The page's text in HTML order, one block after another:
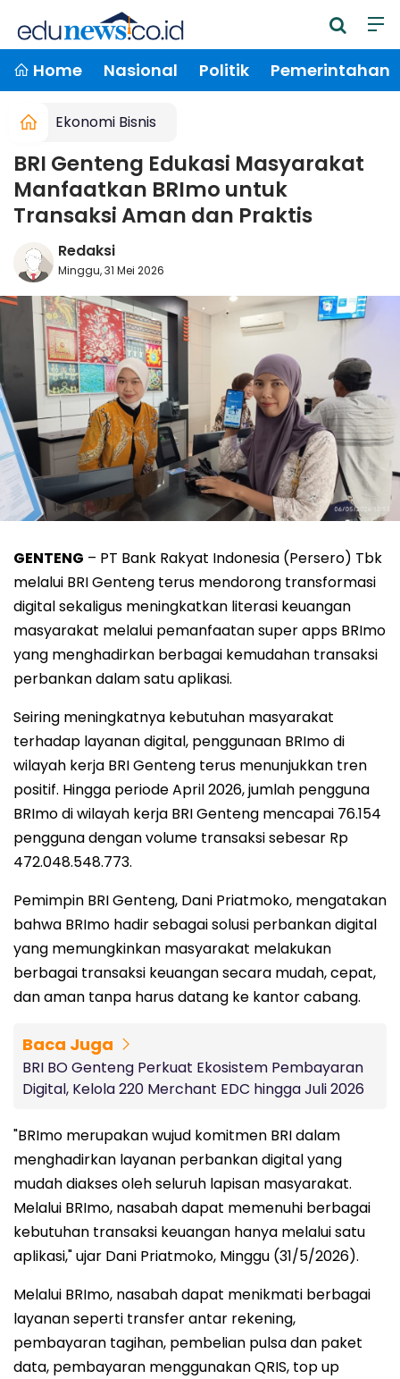
Home Nasional Politik Pemerintahan
Ekonomi Bisnis
BRI Genteng Edukasi Masyarakat
Manfaatkan BRImo untuk
Transaksi Aman dan Praktis
Redaksi
Minggu, 31 Mei 2026
GENTENG – PT Bank Rakyat Indonesia (Persero) Tbk
melalui BRI Genteng terus mendorong transformasi
digital sekaligus meningkatkan literasi keuangan
masyarakat melalui pemanfaatan super apps BRImo
yang menghadirkan berbagai kemudahan transaksi
perbankan dalam satu aplikasi.
Seiring meningkatnya kebutuhan masyarakat
terhadap layanan digital, penggunaan BRImo di
wilayah kerja BRI Genteng terus menunjukkan tren
positif. Hingga periode April 2026, jumlah pengguna
BRImo di wilayah kerja BRI Genteng mencapai 76.154
pengguna dengan volume transaksi sebesar Rp
472.048.548.773.
Pemimpin BRI Genteng, Dani Priatmoko, mengatakan
bahwa BRImo hadir sebagai solusi perbankan digital
yang memungkinkan masyarakat melakukan
berbagai transaksi keuangan secara mudah, cepat,
dan aman tanpa harus datang ke kantor cabang.
Baca Juga
BRI BO Genteng Perkuat Ekosistem Pembayaran
Digital, Kelola 220 Merchant EDC hingga Juli 2026
"BRImo merupakan wujud komitmen BRI dalam
menghadirkan layanan perbankan digital yang
mudah diakses oleh seluruh lapisan masyarakat.
Melalui BRImo, nasabah dapat memenuhi berbagai
kebutuhan transaksi keuangan hanya melalui satu
aplikasi," ujar Dani Priatmoko, Minggu (31/5/2026).
Melalui BRImo, nasabah dapat menikmati berbagai
layanan seperti transfer antar rekening,
pembayaran tagihan, pembelian pulsa dan paket
data, pembayaran menggunakan QRIS, top up